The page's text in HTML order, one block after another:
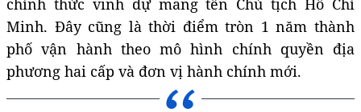
chính thức vinh dự mang tên Chủ tịch Hồ Chí
Minh. Đây cũng là thời điểm tròn 1 năm thành
phố vận hành theo mô hình chính quyền địa
phương hai cấp và đơn vị hành chính mới.